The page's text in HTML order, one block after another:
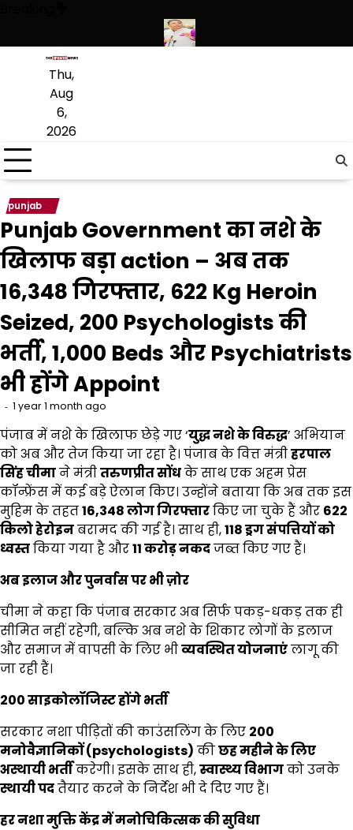
content
Thu,
Aug
6,
2026
punjab
Punjab Government का नशे के
खिलाफ बड़ा action – अब तक
16,348 गिरफ्तार, 622 Kg Heroin
Seized, 200 Psychologists की
भर्ती, 1,000 Beds और Psychiatrists
भी होंगे Appoint
1 year 1 month ago
पंजाब में नशे के खिलाफ छेड़े गए ‘युद्ध नशे के विरुद्ध’ अभियान
को अब और तेज किया जा रहा है। पंजाब के वित्त मंत्रीहरपाल
सिंह चीमाने मंत्रीतरुणप्रीत सोंधके साथ एक अहम प्रेस
कॉन्फ्रेंस में कई बड़े ऐलान किए। उन्होंने बताया कि अब तक इस
मुहिम के तहत16,348लोग गिरफ्तारकिए जा चुके हैं और 622
किलो हेरोइनबरामद की गई है। साथ ही,118ड्रग संपत्तियों को
ध्वस्तकिया गया है और₹11करोड़ नकदजब्त किए गए हैं।
अब इलाज और पुनर्वास पर भी ज़ोर
चीमा ने कहा कि पंजाब सरकार अब सिर्फ पकड़-धकड़ तक ही
सीमित नहीं रहेगी, बल्कि अब नशे के शिकार लोगों के इलाज
और समाज में वापसी के लिए भीव्यवस्थित योजनाएंलागू की
जा रही हैं।
200साइकोलॉजिस्ट होंगे भर्ती
सरकार नशा पीड़ितों की काउंसलिंग के लिए 200
मनोवैज्ञानिकों (psychologists) कीछह महीने के लिए
अस्थायी भर्तीकरेगी। इसके साथ ही,स्वास्थ्य विभागको उनके
स्थायी पदतैयार करने के निर्देश भी दे दिए गए हैं।
हर नशा मुक्ति केंद्र में मनोचिकित्सक की सुविधा